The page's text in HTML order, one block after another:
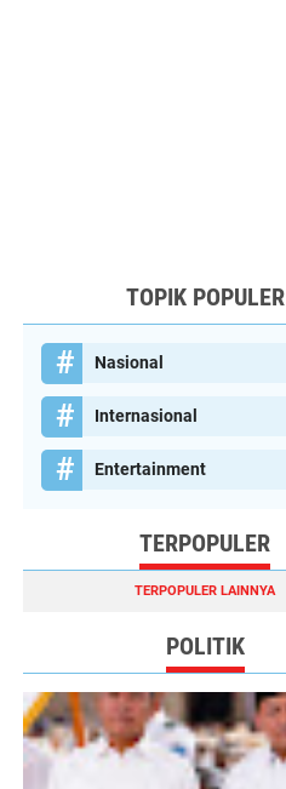
TOPIK POPULER
Nasional
Internasional
Entertainment
TERPOPULER
TERPOPULER LAINNYA
POLITIK